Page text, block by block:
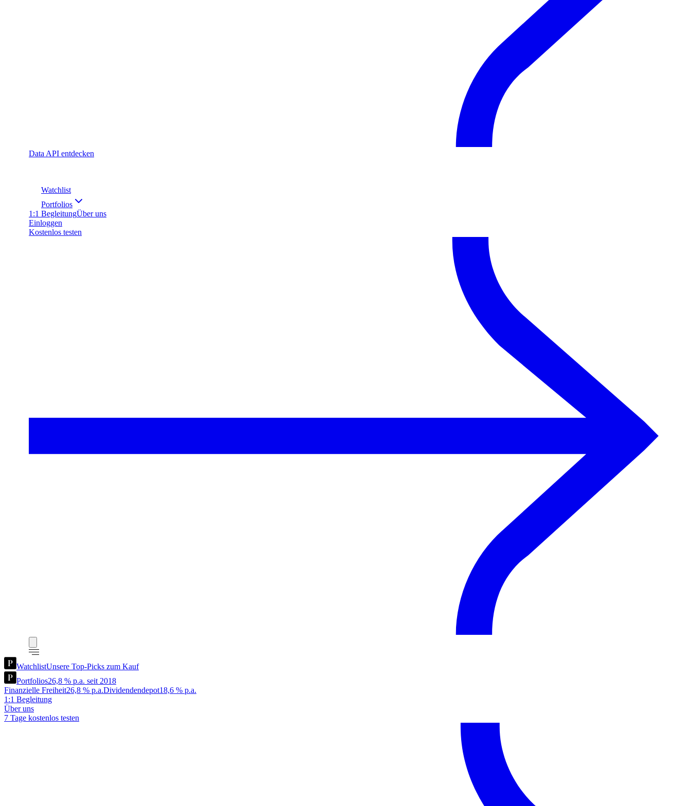
Data API entdecken
Watchlist
Portfolios
1:1 BegleitungÜber uns
Einloggen
Kostenlos testen
WatchlistUnsere Top-Picks zum Kauf
Portfolios26,8 % p.a. seit 2018
Finanzielle Freiheit26,8 % p.a.Dividendendepot18,6 % p.a.
1:1 Begleitung
Über uns
7 Tage kostenlos testen